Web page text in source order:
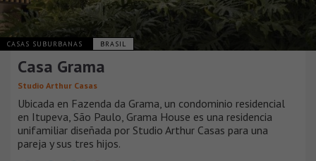
CASAS SUBURBANAS BRASIL
Casa Grama
Studio Arthur Casas
Ubicada en Fazenda da Grama, un condominio residencial
en Itupeva, São Paulo, Grama House es una residencia
unifamiliar diseñada por Studio Arthur Casas para una
pareja y sus tres hijos.